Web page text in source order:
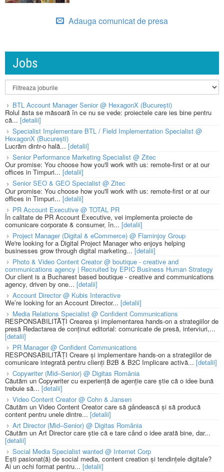
Adauga comunicat de presa
Jobs
BTL Account Manager Senior @ HexagonX (București)
Rolul ăsta se măsoară în ce nu se vede: proiectele care ies bine pentru
că... [detalii]
Specialist Implementare BTL / Field Implementation Specialist @
HexagonX (București)
Lucrăm dintr-o hală... [detalii]
Senior Performance Marketing Specialist @ Zitec
Our promise: You choose how you'll work with us: remote-first or at our
offices in Timpuri... [detalii]
Senior SEO & GEO Specialist @ Zitec
Our promise: You choose how you'll work with us: remote-first or at our
offices in Timpuri... [detalii]
PR Account Executive @ TOTAL PR
În calitate de PR Account Executive, vei implementa proiecte de
comunicare corporate & consumer, în... [detalii]
Project Manager (Digital & eCommerce) @ Flaminjoy Group
We're looking for a Digital Project Manager who enjoys helping
businesses grow through digital marketing... [detalii]
Photo & Video Content Creator @ boutique - creative and
communications agency | Recruited by EPIC Business Human Strategy
Our client is a Bucharest based boutique - creative and communications
agency, driven by one... [detalii]
Account Director @ Kubis Interactive
We’re looking for an Account Director... [detalii]
Media Relations Specialist @ Confident Communications
RESPONSABILITĂȚI Crearea și implementarea hands-on a strategiilor de
presă Redactarea de conținut editorial: comunicate de presă, interviuri,...
[detalii]
PR Manager @ Confident Communications
RESPONSABILITĂȚI Creare și implementare hands-on a strategiilor de
comunicare integrată pentru clienți B2B & B2C Implicare activă... [detalii]
Copywriter (Mid–Senior) @ Digitas România
Căutăm un Copywriter cu experiență de agenție care știe că o idee bună
trebuie să... [detalii]
Video Content Creator @ Cohn & Jansen
Căutăm un Video Content Creator care să gândească și să producă
content pentru unele dintre... [detalii]
Art Director (Mid–Senior) @ Digitas România
Căutăm un Art Director care știe că e tare când o idee arată bine, dar...
[detalii]
Social Media Specialist wanted @ Internet Corp
Ești pasionat(ă) de social media, content creation și tendințele digitale?
Ai un ochi format pentru... [detalii]